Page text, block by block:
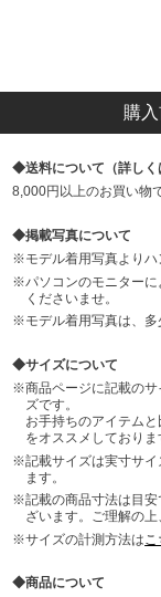
購
送料について（詳しく
8,000円以上のお買い物
掲載写真について
モデル着用写真より
パソコンのモニター
くださいませ。
モデル着用写真は、
サイズについて
商品ページに記載の
ズです。
お手持ちのアイテム
をオススメしており
記載サイズは実寸サ
ます。
記載の商品寸法は目
ざいます。ご理解の
サイズの計測方法は
商品について